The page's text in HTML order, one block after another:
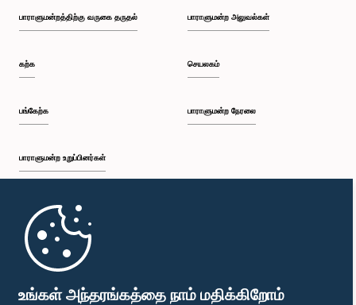
உங்கள் அந்தரங்கத்தை நாம் மதிக்கிறோம்
பாராளுமன்றத்திற்கு வருகை தருதல்
கற்க
பங்கேற்க
பாராளுமன்ற உறுப்பினர்கள்
முதற்பக்கம்
பாராளுமன்ற அலுவல்கள்
செயலகம்
பாராளுமன்ற நேரலை
பாராளுமன்ற கையடக்க செயலி